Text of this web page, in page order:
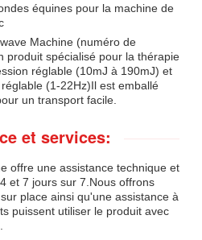
équines pour la machine de
Machine (numéro de
produit spécialisé pour la thérapie
réglable (10mJ à 190mJ) et
(1-22Hz)Il est emballé
un transport facile.
et services:
offre une assistance technique et
et 7 jours sur 7.Nous offrons
place ainsi qu'une assistance à
puissent utiliser le produit avec